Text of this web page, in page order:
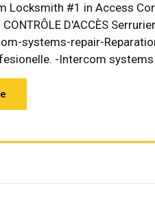
Locksmith #1 in Access
CONTRÔLE D'ACCÈS
systems-repair-
-Intercom